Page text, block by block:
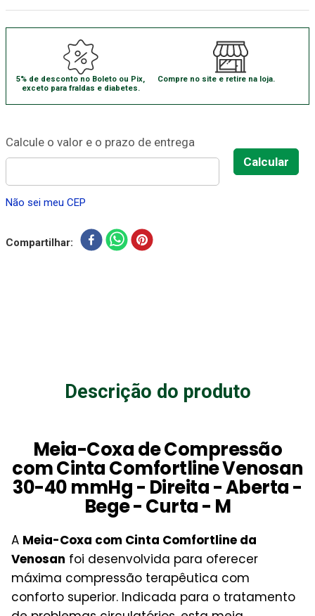
5% de desconto no Boleto ou Pix,
exceto para fraldas e diabetes.
Compre no site e retire na loja.
Não sei meu CEP
Compartilhar
Descrição do produto
Meia-Coxa de Compressão
com Cinta Comfortline Venosan
30-40 mmHg - Direita - Aberta -
Bege - Curta - M
A Meia-Coxa com Cinta Comfortline da
Venosan foi desenvolvida para oferecer
máxima compressão terapêutica com
conforto superior. Indicada para o tratamento